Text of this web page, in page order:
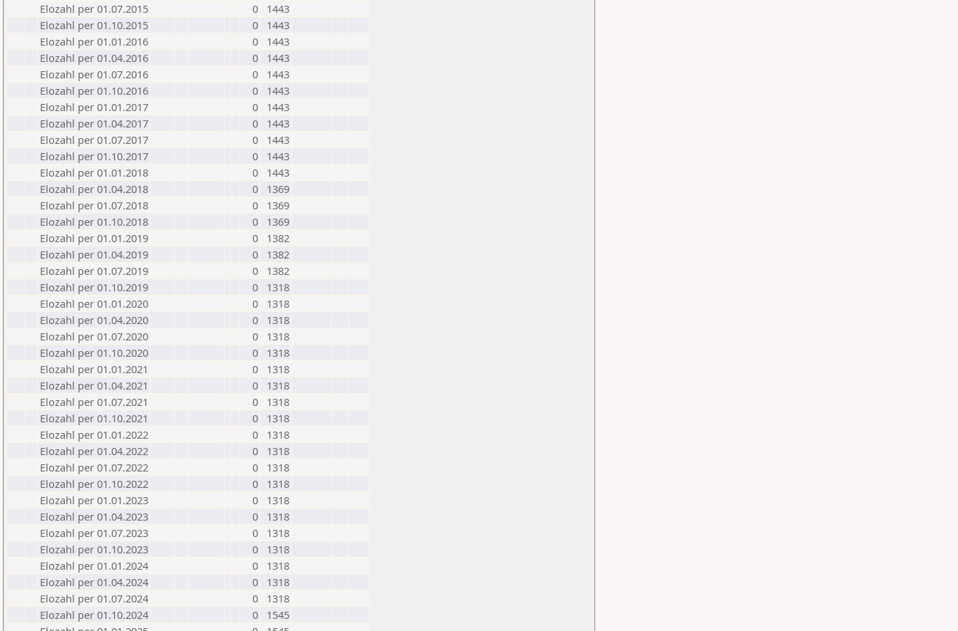
Elozahl per 01.07.2015
0
1443
Elozahl per 01.10.2015
0
1443
Elozahl per 01.01.2016
0
1443
Elozahl per 01.04.2016
0
1443
Elozahl per 01.07.2016
0
1443
Elozahl per 01.10.2016
0
1443
Elozahl per 01.01.2017
0
1443
Elozahl per 01.04.2017
0
1443
Elozahl per 01.07.2017
0
1443
Elozahl per 01.10.2017
0
1443
Elozahl per 01.01.2018
0
1443
Elozahl per 01.04.2018
0
1369
Elozahl per 01.07.2018
0
1369
Elozahl per 01.10.2018
0
1369
Elozahl per 01.01.2019
0
1382
Elozahl per 01.04.2019
0
1382
Elozahl per 01.07.2019
0
1382
Elozahl per 01.10.2019
0
1318
Elozahl per 01.01.2020
0
1318
Elozahl per 01.04.2020
0
1318
Elozahl per 01.07.2020
0
1318
Elozahl per 01.10.2020
0
1318
Elozahl per 01.01.2021
0
1318
Elozahl per 01.04.2021
0
1318
Elozahl per 01.07.2021
0
1318
Elozahl per 01.10.2021
0
1318
Elozahl per 01.01.2022
0
1318
Elozahl per 01.04.2022
0
1318
Elozahl per 01.07.2022
0
1318
Elozahl per 01.10.2022
0
1318
Elozahl per 01.01.2023
0
1318
Elozahl per 01.04.2023
0
1318
Elozahl per 01.07.2023
0
1318
Elozahl per 01.10.2023
0
1318
Elozahl per 01.01.2024
0
1318
Elozahl per 01.04.2024
0
1318
Elozahl per 01.07.2024
0
1318
Elozahl per 01.10.2024
0
1545